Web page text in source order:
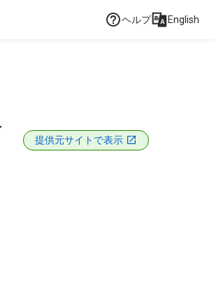
ヘルプ English
提供元サイトで表示